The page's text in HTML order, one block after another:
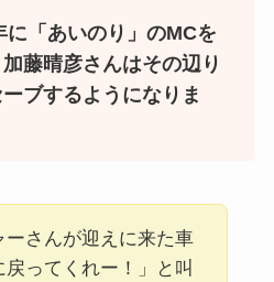
に「あいのり」のMCを
藤晴彦さんはその辺り
ブするようになりま
ーさんが迎えに来た車
戻ってくれー！」と叫